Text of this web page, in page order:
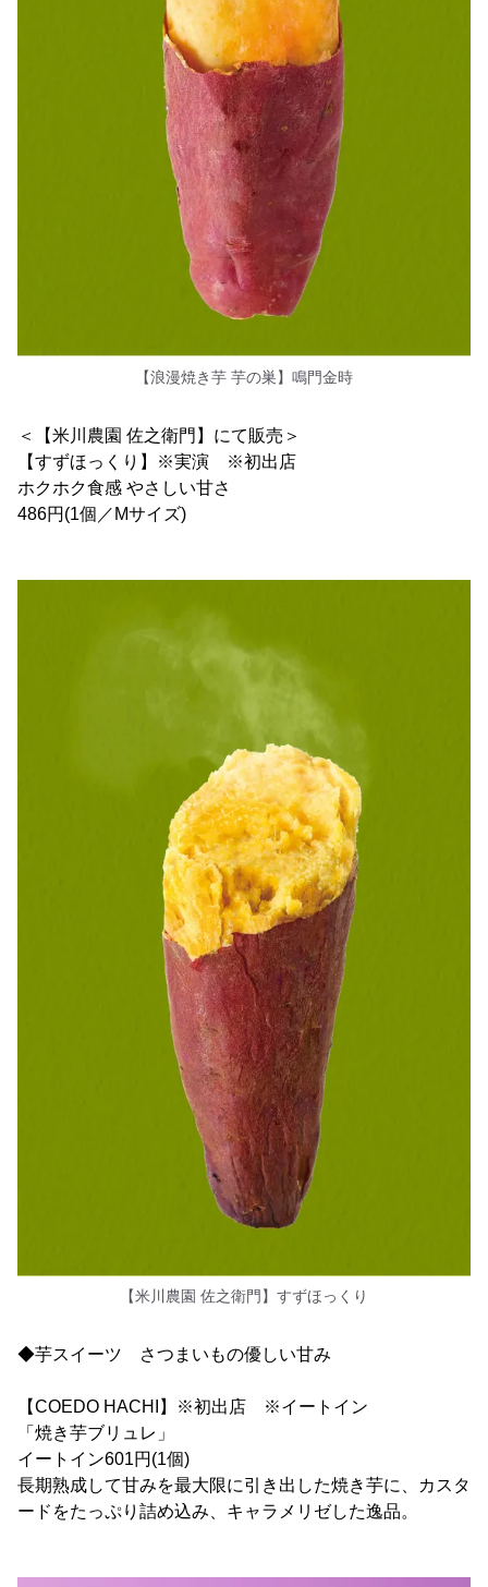
【浪漫焼き芋 芋の巣】鳴門金時
＜【米川農園 佐之衛門】にて販売＞
【すずほっくり】※実演 ※初出店
ホクホク食感 やさしい甘さ
486円(1個／Mサイズ)
【米川農園 佐之衛門】すずほっくり
◆芋スイーツ さつまいもの優しい甘み
【COEDO HACHI】※初出店 ※イートイン
「焼き芋ブリュレ」
イートイン601円(1個)
長期熟成して甘みを最大限に引き出した焼き芋に、カスタ
ードをたっぷり詰め込み、キャラメリゼした逸品。